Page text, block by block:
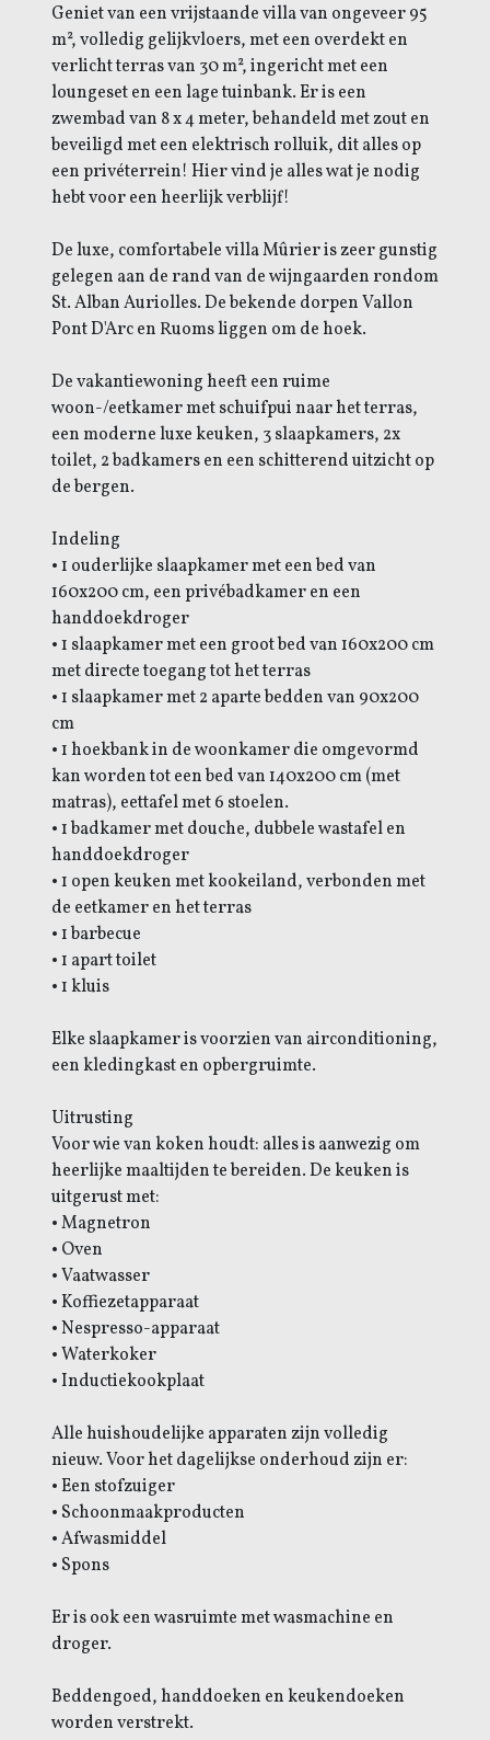
Geniet van een vrijstaande villa van ongeveer 95
m², volledig gelijkvloers, met een overdekt en
verlicht terras van 30 m², ingericht met een
loungeset en een lage tuinbank. Er is een
zwembad van 8 x 4 meter, behandeld met zout en
beveiligd met een elektrisch rolluik, dit alles op
een privéterrein! Hier vind je alles wat je nodig
hebt voor een heerlijk verblijf!
De luxe, comfortabele villa Mûrier is zeer gunstig
gelegen aan de rand van de wijngaarden rondom
St. Alban Auriolles. De bekende dorpen Vallon
Pont D'Arc en Ruoms liggen om de hoek.
De vakantiewoning heeft een ruime
woon-/eetkamer met schuifpui naar het terras,
een moderne luxe keuken, 3 slaapkamers, 2x
toilet, 2 badkamers en een schitterend uitzicht op
de bergen.
Indeling
• 1 ouderlijke slaapkamer met een bed van
160x200 cm, een privébadkamer en een
handdoekdroger
• 1 slaapkamer met een groot bed van 160x200 cm
met directe toegang tot het terras
• 1 slaapkamer met 2 aparte bedden van 90x200
cm
• 1 hoekbank in de woonkamer die omgevormd
kan worden tot een bed van 140x200 cm (met
matras), eettafel met 6 stoelen.
• 1 badkamer met douche, dubbele wastafel en
handdoekdroger
• 1 open keuken met kookeiland, verbonden met
de eetkamer en het terras
• 1 barbecue
• 1 apart toilet
• 1 kluis
Elke slaapkamer is voorzien van airconditioning,
een kledingkast en opbergruimte.
Uitrusting
Voor wie van koken houdt: alles is aanwezig om
heerlijke maaltijden te bereiden. De keuken is
uitgerust met:
• Magnetron
• Oven
• Vaatwasser
• Koffiezetapparaat
• Nespresso-apparaat
• Waterkoker
• Inductiekookplaat
Alle huishoudelijke apparaten zijn volledig
nieuw. Voor het dagelijkse onderhoud zijn er:
• Een stofzuiger
• Schoonmaakproducten
• Afwasmiddel
• Spons
Er is ook een wasruimte met wasmachine en
droger.
Beddengoed, handdoeken en keukendoeken
worden verstrekt.